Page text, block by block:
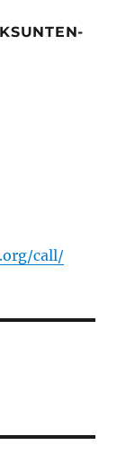
call/